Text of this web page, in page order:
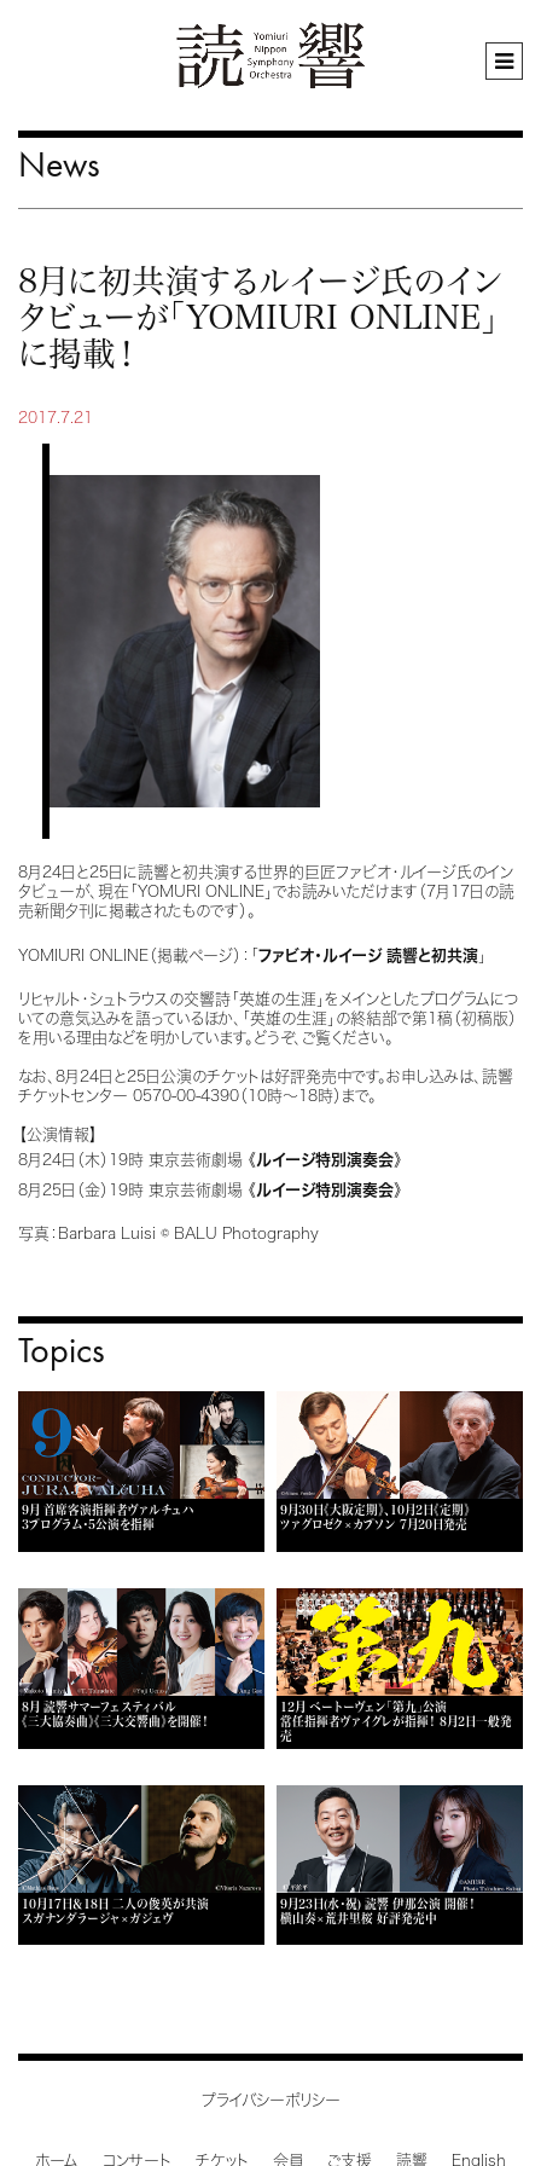
News
8月に初共演するルイージ氏のイン
タビューが「YOMIURI ONLINE」
に掲載！
2017.7.21
8月24日と25日に読響と初共演する世界的巨匠ファビオ・ルイージ氏のイン
タビューが、現在「YOMURI ONLINE」でお読みいただけます（7月17日の読
売新聞夕刊に掲載されたものです）。
YOMIURI ONLINE（掲載ページ）：「 ファビオ・ルイージ 読響と初共演 」
リヒャルト・シュトラウスの交響詩「英雄の生涯」をメインとしたプログラムにつ
いての意気込みを語っているほか、「英雄の生涯」の終結部で第1稿（初稿版）
を用いる理由などを明かしています。どうぞ、ご覧ください。
なお、8月24日と25日公演のチケットは好評発売中です。お申し込みは、読響
チケットセンター 0570-00-4390（10時～18時）まで。
【公演情報】
8月24日（木）19時 東京芸術劇場 《ルイージ特別演奏会》
8月25日（金）19時 東京芸術劇場 《ルイージ特別演奏会》
写真：Barbara Luisi © BALU Photography
Topics
9月 首席客演指揮者ヴァルチュハ
3プログラム・5公演を指揮
9月30日《大阪定期》、10月2日《定期》
ツァグロゼク×カプソン 7月20日発売
8月 読響サマーフェスティバル
《三大協奏曲》《三大交響曲》を開催！
12月 ベートーヴェン「第九」公演
常任指揮者ヴァイグレが指揮！ 8月2日一般発
売
10月17日＆18日 二人の俊英が共演
スガナンダラージャ×ガジェヴ
9月23日(水・祝) 読響 伊那公演 開催！
横山奏×荒井里桜 好評発売中
プライバシーポリシー
ホーム コンサート チケット 会員 ご支援 読響 English